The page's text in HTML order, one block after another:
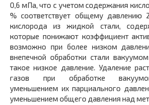
0,6 мПа, что с учетом содержания
% соответствует общему давлению
кислорода из жидкой стали,
которые понижают коэффициент
возможно при более низком
внепечной обработки стали
такое низкое давление. Удаление
газов при обработке
уменьшением их парциального
уменьшением общего давления над